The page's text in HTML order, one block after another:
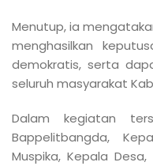
Menutup, ia
menghasilkan
demokratis, serta
seluruh masyarakat
Dalam kegiatan
Bappelitbangda,
Muspika, Kepala